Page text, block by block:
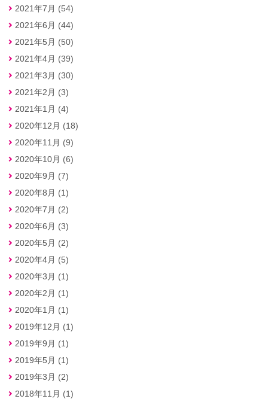
2021年7月 (54)
2021年6月 (44)
2021年5月 (50)
2021年4月 (39)
2021年3月 (30)
2021年2月 (3)
2021年1月 (4)
2020年12月 (18)
2020年11月 (9)
2020年10月 (6)
2020年9月 (7)
2020年8月 (1)
2020年7月 (2)
2020年6月 (3)
2020年5月 (2)
2020年4月 (5)
2020年3月 (1)
2020年2月 (1)
2020年1月 (1)
2019年12月 (1)
2019年9月 (1)
2019年5月 (1)
2019年3月 (2)
2018年11月 (1)